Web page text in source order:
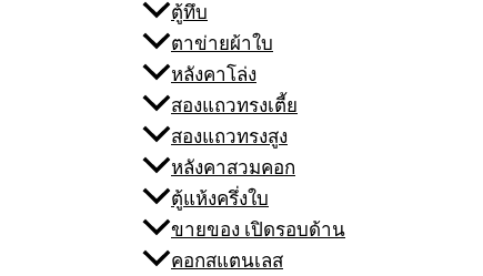
ตู้ทึบ
ตาข่ายผ้าใบ
หลังคาโล่ง
สองแถวทรงเตี้ย
สองแถวทรงสูง
หลังคาสวมคอก
ตู้แห้งครึ่งใบ
ขายของ เปิดรอบด้าน
คอกสแตนเลส